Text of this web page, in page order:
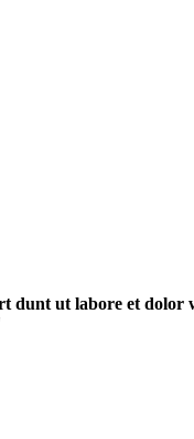
dunt ut labore et